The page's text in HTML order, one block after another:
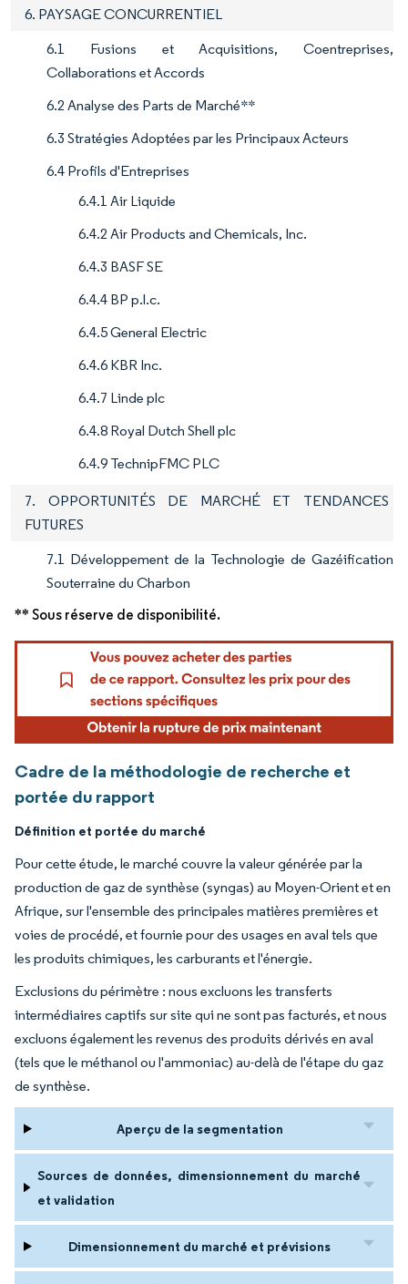
6. PAYSAGE CONCURRENTIEL
6.1 Fusions et Acquisitions, Coentreprises,
Collaborations et Accords
6.2 Analyse des Parts de Marché**
6.3 Stratégies Adoptées par les Principaux Acteurs
6.4 Profils d'Entreprises
6.4.1 Air Liquide
6.4.2 Air Products and Chemicals, Inc.
6.4.3 BASF SE
6.4.4 BP p.l.c.
6.4.5 General Electric
6.4.6 KBR Inc.
6.4.7 Linde plc
6.4.8 Royal Dutch Shell plc
6.4.9 TechnipFMC PLC
7. OPPORTUNITÉS DE MARCHÉ ET TENDANCES
FUTURES
7.1 Développement de la Technologie de Gazéification
Souterraine du Charbon
** Sous réserve de disponibilité.
Cadre de la méthodologie de recherche et
portée du rapport
Définition et portée du marché
Pour cette étude, le marché couvre la valeur générée par la
production de gaz de synthèse (syngas) au Moyen-Orient et en
Afrique, sur l'ensemble des principales matières premières et
voies de procédé, et fournie pour des usages en aval tels que
les produits chimiques, les carburants et l'énergie.
Exclusions du périmètre : nous excluons les transferts
intermédiaires captifs sur site qui ne sont pas facturés, et nous
excluons également les revenus des produits dérivés en aval
(tels que le méthanol ou l'ammoniac) au-delà de l'étape du gaz
de synthèse.
Aperçu de la segmentation
Sources de données, dimensionnement du marché
et validation
Dimensionnement du marché et prévisions